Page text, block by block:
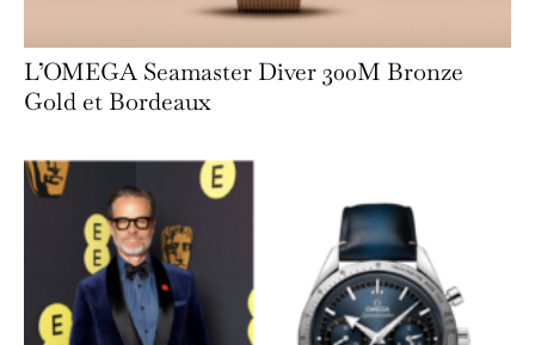
L’OMEGA Seamaster Diver 300M Bronze
Gold et Bordeaux